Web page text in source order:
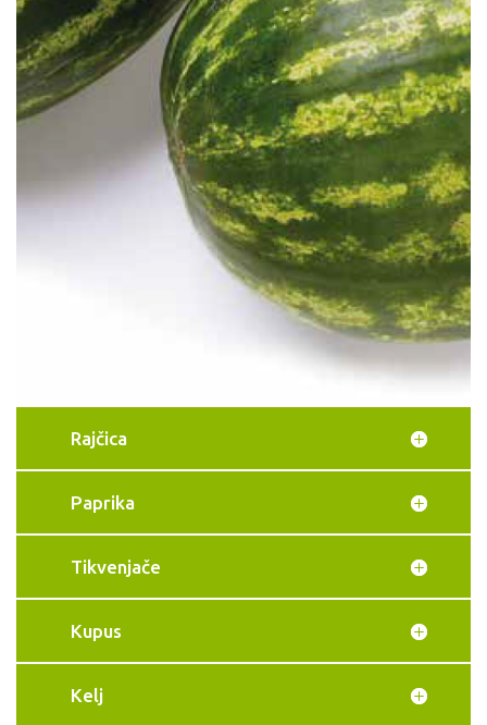
Rajčica
Paprika
Tikvenjače
Kupus
Kelj